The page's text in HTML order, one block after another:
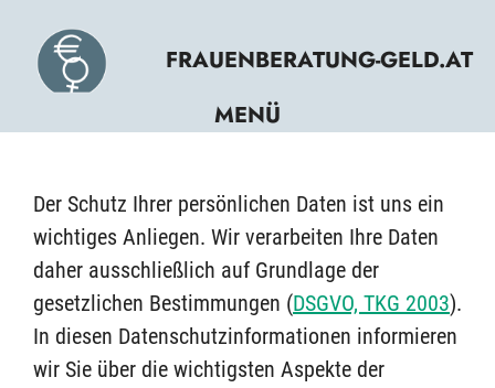
Inhalt
springen
FRAUENBERATUNG-GELD.AT
MENÜ
Der Schutz Ihrer persönlichen Daten ist uns ein
wichtiges Anliegen. Wir verarbeiten Ihre Daten
daher ausschließlich auf Grundlage der
gesetzlichen Bestimmungen (DSGVO, TKG 2003).
In diesen Datenschutzinformationen informieren
wir Sie über die wichtigsten Aspekte der